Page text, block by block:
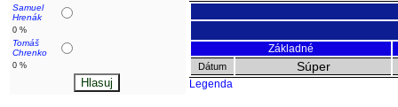
Samuel
Hrenák
0 %
Tomáš
Chrenko
0 %
Základné
Dátum Súper
Legenda